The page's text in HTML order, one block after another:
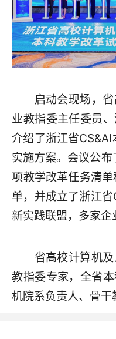
启动会现场，
业教指委主任委员
介绍了浙江省CS&AI
实施方案。会议公布
项教学改革任务清
单，并成立了浙江省
新实践联盟，多家企
省高校计算机
教指委专家，全省
机院系负责人、骨干